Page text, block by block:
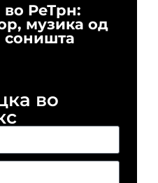
РеТрн:
музика од
во